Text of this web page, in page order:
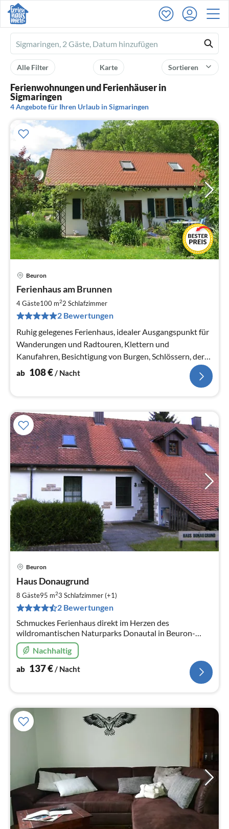
Ferienhausmiete
logo
Sortieren
Karte
Alle Filter
Ferienwohnungen und Ferienhäuser in
Sigmaringen
4 Angebote für Ihren Urlaub in Sigmaringen
Beuron
Ferienhaus am Brunnen
4 Gäste100 m22 Schlafzimmer
2 Bewertungen
Ruhig gelegenes Ferienhaus, idealer Ausgangspunkt für
Wanderungen und Radtouren, Klettern und
Kanufahren, Besichtigung von Burgen, Schlössern, der
Bodensee ist schnell erreichbar.
ab 108€/ Nacht
Beuron
Haus Donaugrund
8 Gäste95 m23 Schlafzimmer (+1)
2 Bewertungen
Schmuckes Ferienhaus direkt im Herzen des
wildromantischen Naturparks Donautal in Beuron-
Thiergarten mit Platz für 8 Personen. Ausgangspunkt
für die nahegelegene Bodenseeregion.
Nachhaltig
ab 137€/ Nacht